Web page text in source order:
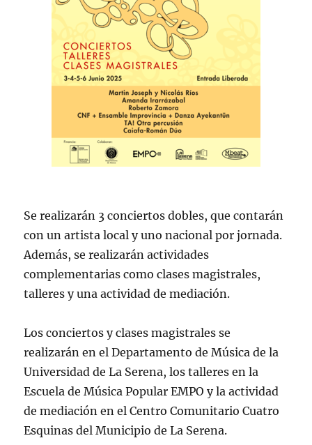
Se realizarán 3 conciertos dobles, que contarán
con un artista local y uno nacional por jornada.
Además, se realizarán actividades
complementarias como clases magistrales,
talleres y una actividad de mediación.
Los conciertos y clases magistrales se
realizarán en el Departamento de Música de la
Universidad de La Serena, los talleres en la
Escuela de Música Popular EMPO y la actividad
de mediación en el Centro Comunitario Cuatro
Esquinas del Municipio de La Serena.